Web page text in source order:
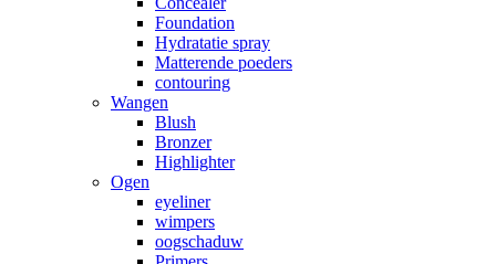
Foundation
Hydratatie spray
Matterende poeders
contouring
Wangen
Blush
Bronzer
Highlighter
Ogen
eyeliner
wimpers
oogschaduw